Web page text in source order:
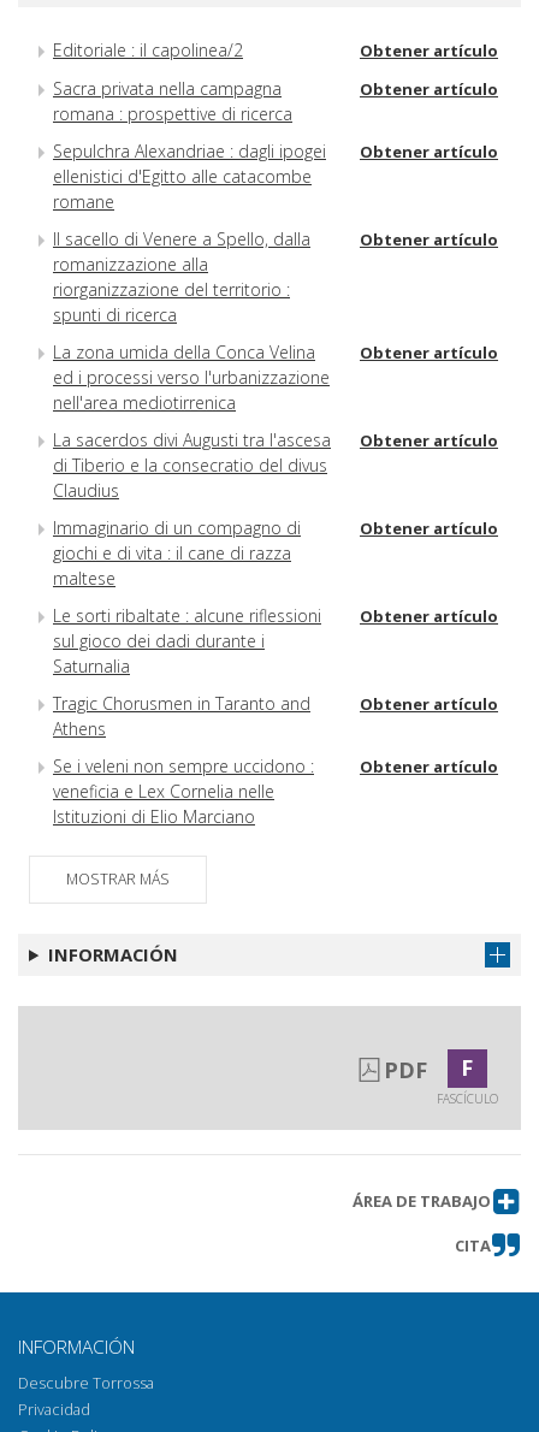
Editoriale : il capolinea/2 Obtener artículo
Sacra privata nella campagna
romana : prospettive di ricerca
Obtener artículo
Sepulchra Alexandriae : dagli ipogei
ellenistici d'Egitto alle catacombe
romane
Obtener artículo
Il sacello di Venere a Spello, dalla
romanizzazione alla
riorganizzazione del territorio :
spunti di ricerca
Obtener artículo
La zona umida della Conca Velina
ed i processi verso l'urbanizzazione
nell'area mediotirrenica
Obtener artículo
La sacerdos divi Augusti tra l'ascesa
di Tiberio e la consecratio del divus
Claudius
Obtener artículo
Immaginario di un compagno di
giochi e di vita : il cane di razza
maltese
Obtener artículo
Le sorti ribaltate : alcune riflessioni
sul gioco dei dadi durante i
Saturnalia
Obtener artículo
Tragic Chorusmen in Taranto and
Athens
Obtener artículo
Se i veleni non sempre uccidono :
veneficia e Lex Cornelia nelle
Istituzioni di Elio Marciano
Obtener artículo
Una lekythos attica a figure nere :
una nuova lettura
e le Tesmoforiazuse di Aristofane
due inusuali vasi lucani con scene di
Obtener artículo
Ancora su Prähistorische
Obtener artículo
Marco Aurelio
MOSTRAR MÁS
INFORMACIÓN
PDF F
FASCÍCULO
ÁREA DE TRABAJO
CITA
INFORMACIÓN
Descubre Torrossa
Privacidad